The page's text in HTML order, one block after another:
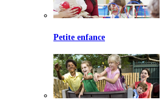
Petite enfance